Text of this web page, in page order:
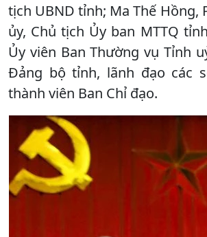
tịch UBND tỉnh; Ma Thế Hồng,
ủy, Chủ tịch Ủy ban MTTQ
Ủy viên Ban Thường vụ Tỉnh
Đảng bộ tỉnh, lãnh đạo các
thành viên Ban Chỉ đạo.